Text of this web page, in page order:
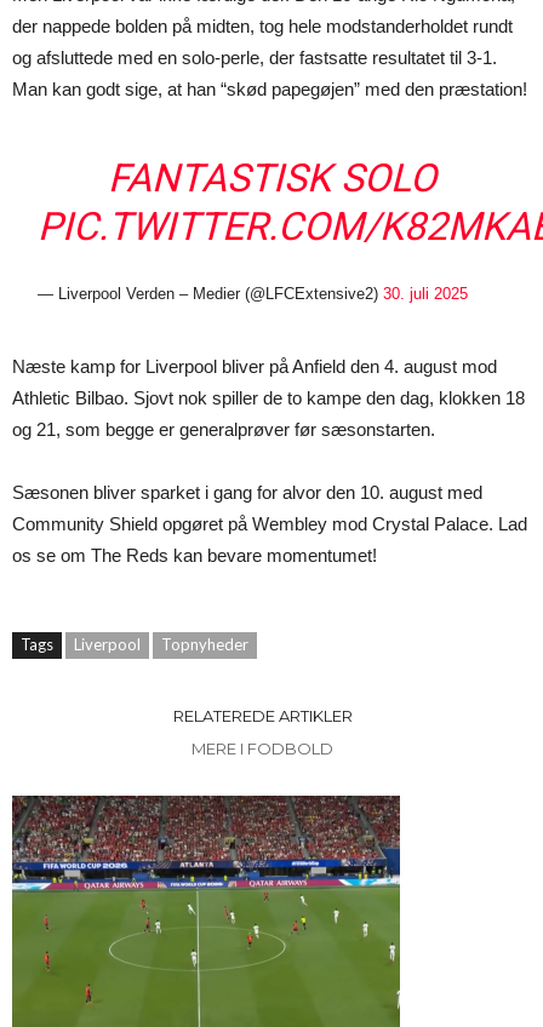
der nappede bolden på midten, tog hele modstanderholdet rundt
og afsluttede med en solo-perle, der fastsatte resultatet til 3-1.
Man kan godt sige, at han “skød papegøjen” med den præstation!
FANTASTISK SOLO
PIC.TWITTER.COM/
— Liverpool Verden – Medier (@LFCExtensive2)30. juli 2025
Næste kamp for Liverpool bliver på Anfield den 4. august mod
Athletic Bilbao. Sjovt nok spiller de to kampe den dag, klokken 18
og 21, som begge er generalprøver før sæsonstarten.
Sæsonen bliver sparket i gang for alvor den 10. august med
Community Shield opgøret på Wembley mod Crystal Palace. Lad
os se om The Reds kan bevare momentumet!
Tags Liverpool Topnyheder
RELATEREDE ARTIKLER
MERE I FODBOLD